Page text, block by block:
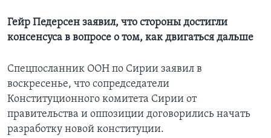
Гейр Педерсен заявил, что стороны достигли
консенсуса в вопросе о том, как двигаться дальше
Спецпосланник ООН по Сирии заявил в
воскресенье, что сопредседатели
Конституционного комитета Сирии от
правительства и оппозиции договорились начать
разработку новой конституции.